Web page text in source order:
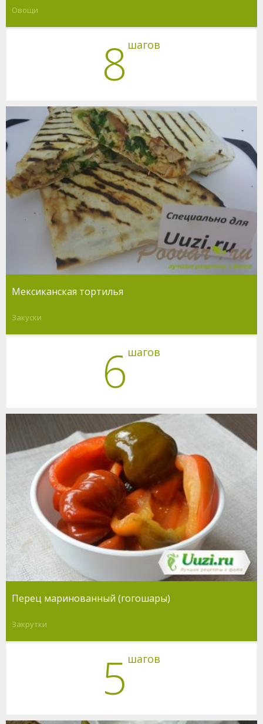
Овощи
8 шагов
Мексиканская тортилья
Закуски
6 шагов
Перец маринованный (гогошары)
Закрутки
5 шагов